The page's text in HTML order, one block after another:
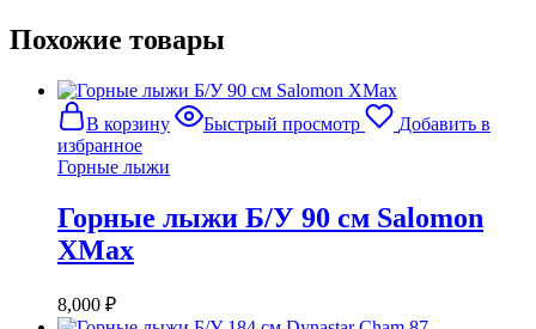
Похожие товары
В корзину Быстрый просмотр
Добавить в
избранное
Горные лыжи
Горные лыжи Б/У 90 см Salomon
XMax
8,000 ₽